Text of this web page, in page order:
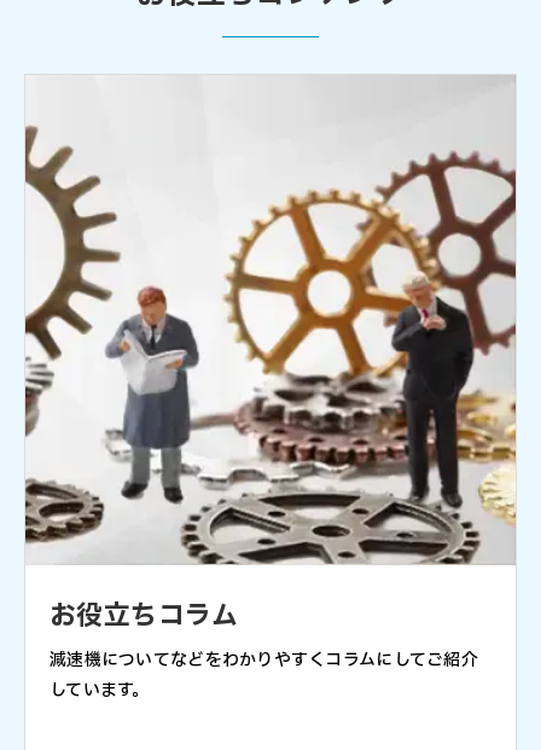
お役立ちコラム
減速機についてなどをわかりやすくコラムにしてご紹介
しています。